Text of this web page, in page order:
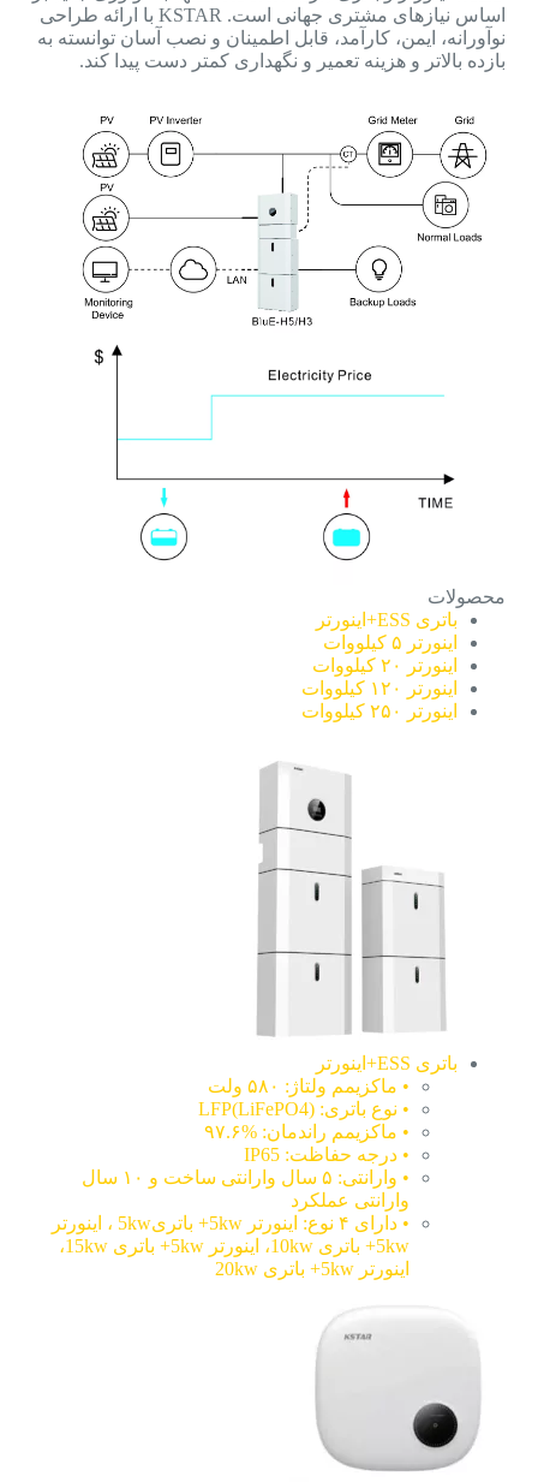
اساس نیازهای مشتری جهانی است. KSTAR با ارائه طراحی
نوآورانه، ایمن، کارآمد، قابل اطمینان و نصب آسان توانسته به
بازده بالاتر و هزینه تعمیر و نگهداری کمتر دست پیدا کند.
محصولات
باتری ESS+اینورتر
اینورتر ۵ کیلووات
اینورتر ۲۰ کیلووات
اینورتر ۱۲۰ کیلووات
اینورتر ۲۵۰ کیلووات
باتری ESS+اینورتر
• ماکزیمم ولتاژ: ۵۸۰ ولت
• نوع باتری: LFP(LiFePO4)
• ماکزیمم راندمان: %۹۷.۶
• درجه حفاظت: IP65
• وارانتی: ۵ سال وارانتی ساخت و ۱۰ سال
وارانتی عملکرد
• دارای ۴ نوع: اینورتر 5kw+ باتری5kw ، اینورتر
5kw+ باتری 10kw، اینورتر 5kw+ باتری 15kw،
اینورتر 5kw+ باتری 20kw